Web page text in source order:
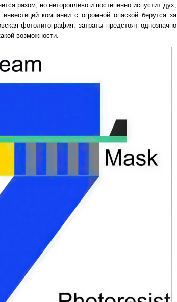
разом, но неторопливо и постепенно испустит дух,
компании с огромной опаской берутся за
фотолитография: затраты предстоят однозначно
возможности.